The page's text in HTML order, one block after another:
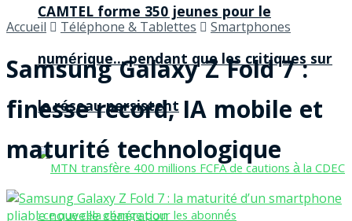
CAMTEL forme 350 jeunes pour le
numérique… pendant que les critiques sur
le réseau persistent
Accueil Téléphone & Tablettes Smartphones
Samsung Galaxy Z Fold 7 :
finesse record, IA mobile et
maturité technologique